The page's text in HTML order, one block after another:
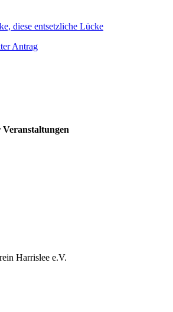
diese entsetzliche Lücke
Antrag
Harrislee e.V.